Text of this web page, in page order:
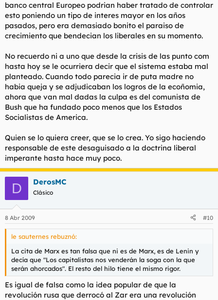
banco central Europeo podrian haber tratado de controlar
esto poniendo un tipo de interes mayor en los años
pasados, pero era demasiado bonito el paraiso de
crecimiento que bendecian los liberales en su momento.
No recuerdo ni a uno que desde la crisis de las punto com
hasta hoy se le ocurriera decir que el sistema estaba mal
planteado. Cuando todo parecia ir de puta madre no
habia queja y se adjudicaban los logros de la ecoñomia,
ahora que van mal dadas la culpa es del comunista de
Bush que ha fundado poco menos que los Estados
Socialistas de America.
Quien se lo quiera creer, que se lo crea. Yo sigo haciendo
responsable de este desaguisado a la doctrina liberal
imperante hasta hace muy poco.
D DerosMC
Clásico
8 Abr 2009 #10
le sauternes rebuznó:
La cita de Marx es tan falsa que ni es de Marx, es de Lenin y
decía que "Los capitalistas nos venderán la soga con la que
serán ahorcados". El resto del hilo tiene el mismo rigor.
Es igual de falsa como la idea popular de que la
revolución rusa que derrocó al Zar era una revolución